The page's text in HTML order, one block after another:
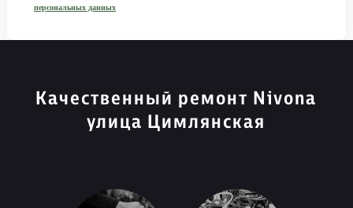
персональных данных
Качественный ремонт Nivona
улица Цимлянская